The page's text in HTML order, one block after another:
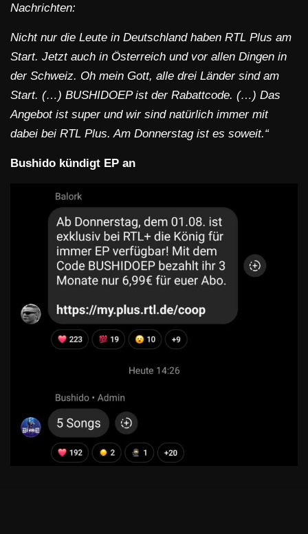
Nachrichten:
Nicht nur die Leute in Deutschland haben RTL Plus am
Start. Jetzt auch in Österreich und vor allen Dingen in
der Schweiz. Oh mein Gott, alle drei Länder sind am
Start. (…) BUSHIDOEP ist der Rabattcode. (…) Das
Angebot ist super und wir sind natürlich immer mit
dabei bei RTL Plus. Am Donnerstag ist es soweit.“
Bushido kündigt EP an